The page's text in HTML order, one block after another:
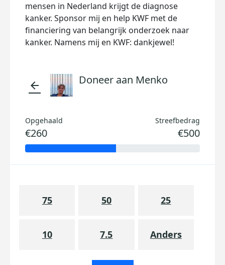
mensen in Nederland krijgt de diagnose
kanker. Sponsor mij en help KWF met de
financiering van belangrijk onderzoek naar
kanker. Namens mij en KWF: dankjewel!
arrow_back Doneer aan Menko
Opgehaald
€260
Streefbedrag
€500
75 50 25
10 7.5 Anders